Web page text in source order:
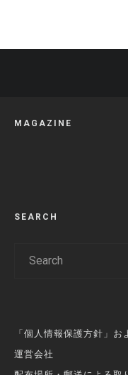
MAGAZINE
SEARCH
「個人情報保護方針」お
運営会社